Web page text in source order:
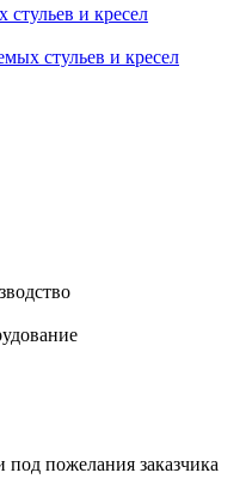
и кресел
стульев и кресел
пожелания заказчика